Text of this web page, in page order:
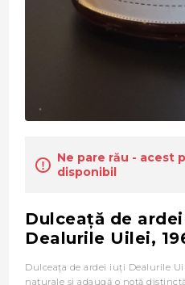
Ne pare rău - acest
disponibil
Dulceaţă de
Dealurile Uilei,
Dulceaţa de ardei iuţi Dealurile
naturale şi adaugă o notă